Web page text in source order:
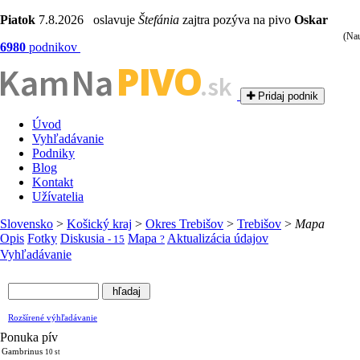
Piatok 7.8.2026 oslavuje Štefánia zajtra pozýva na pivo Oskar
6980 podnikov
NaPIVO.sk Pridaj podnik
Úvod
Vyhľadávanie
Podniky
Blog
Kontakt
Užívatelia
Slovensko > Košický kraj > Okres Trebišov > Trebišov > Mapa
Opis Fotky Diskusia - 15 Mapa ? Aktualizácia údajov
Vyhľadávanie
Rozšírené výhľadávanie
Ponuka pív
Gambrinus 10 st